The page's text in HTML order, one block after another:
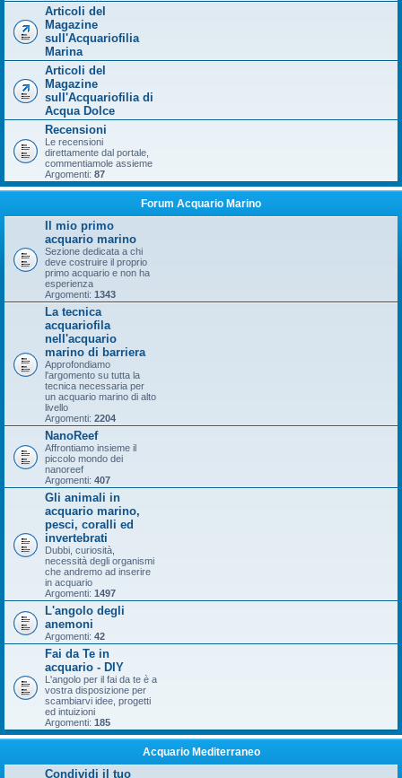
Articoli del
Magazine
sull'Acquariofilia
Marina
Articoli del
Magazine
sull'Acquariofilia di
Acqua Dolce
Recensioni
Le recensioni
direttamente dal portale,
commentiamole assieme
Argomenti: 87
Forum Acquario Marino
Il mio primo
acquario marino
Sezione dedicata a chi
deve costruire il proprio
primo acquario e non ha
esperienza
Argomenti: 1343
La tecnica
acquariofila
nell'acquario
marino di barriera
Approfondiamo
l'argomento su tutta la
tecnica necessaria per
un acquario marino di alto
livello
Argomenti: 2204
NanoReef
Affrontiamo insieme il
piccolo mondo dei
nanoreef
Argomenti: 407
Gli animali in
acquario marino,
pesci, coralli ed
invertebrati
Dubbi, curiosità,
necessità degli organismi
che andremo ad inserire
in acquario
Argomenti: 1497
L'angolo degli
anemoni
Argomenti: 42
Fai da Te in
acquario - DIY
L'angolo per il fai da te è a
vostra disposizione per
scambiarvi idee, progetti
ed intuizioni
Argomenti: 185
Acquario Mediterraneo
Condividi il tuo